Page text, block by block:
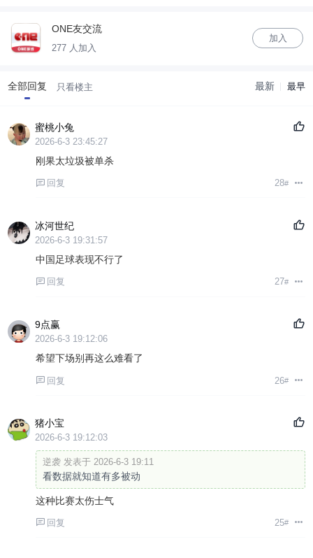
ONE友交流
277 人加入
加入
全部回复 只看楼主 最新 最早
蜜桃小兔
2026-6-3 23:45:27
刚果太垃圾被单杀
回复 28#
冰河世纪
2026-6-3 19:31:57
中国足球表现不行了
回复 27#
9点赢
2026-6-3 19:12:06
希望下场别再这么难看了
回复 26#
猪小宝
2026-6-3 19:12:03
逆袭 发表于 2026-6-3 19:11
看数据就知道有多被动
这种比赛太伤士气
回复 25#